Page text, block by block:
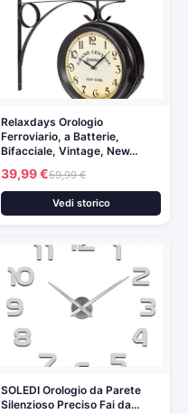
Relaxdays Orologio
Ferroviario, a Batterie,
Bifacciale, Vintage, New…
39,99 €59,99 €
Vedi storico
SOLEDI Orologio da Parete
Silenzioso Preciso Fai da…